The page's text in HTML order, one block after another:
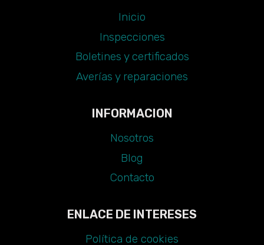
Inicio
Inspecciones
Boletines y certificados
Averías y reparaciones
INFORMACION
Nosotros
Blog
Contacto
ENLACE DE INTERESES
Política de cookies